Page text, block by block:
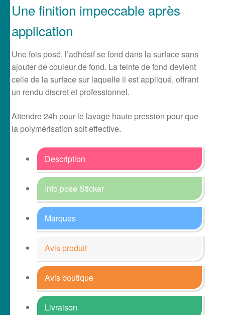
Une finition impeccable après
application
Une fois posé, l’adhésif se fond dans la surface sans
ajouter de couleur de fond. La teinte de fond devient
celle de la surface sur laquelle il est appliqué, offrant
un rendu discret et professionnel.
Attendre 24h pour le lavage haute pression pour que
la polymérisation soit effective.
Description
Info pose Sticker
Marques
Avis produit
Avis boutique
Livraison